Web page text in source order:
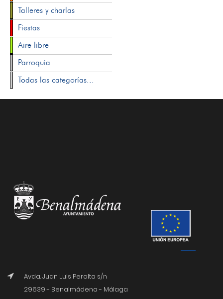
Talleres y charlas
Fiestas
Aire libre
Parroquia
Todas las categorías...
Avda. Juan Luis Peralta s/n
29639 - Benalmádena - Málaga